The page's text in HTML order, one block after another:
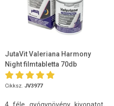
JutaVit Valeriana Harmony
Night filmtabletta 70db
Cikksz. JV3977